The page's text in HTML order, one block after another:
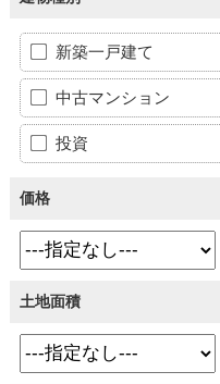
新築一戸建て
中古マンション
投資
価格
土地面積